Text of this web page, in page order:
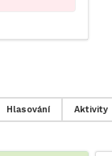
Aktivity
Hlasování